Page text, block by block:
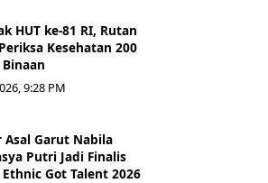
HUT ke-81 RI, Rutan
Kesehatan 200
9:28 PM
Asal Garut Nabila
Putri Jadi Finalis
Ethnic Got Talent 2026